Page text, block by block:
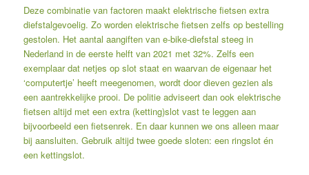
Deze combinatie van factoren maakt elektrische fietsen extra
diefstalgevoelig. Zo worden elektrische fietsen zelfs op bestelling
gestolen. Het aantal aangiften van e-bike-diefstal steeg in
Nederland in de eerste helft van 2021 met 32%. Zelfs een
exemplaar dat netjes op slot staat en waarvan de eigenaar het
‘computertje’ heeft meegenomen, wordt door dieven gezien als
een aantrekkelijke prooi. De politie adviseert dan ook elektrische
fietsen altijd met een extra (ketting)slot vast te leggen aan
bijvoorbeeld een fietsenrek. En daar kunnen we ons alleen maar
bij aansluiten. Gebruik altijd twee goede sloten: een ringslot én
een kettingslot.